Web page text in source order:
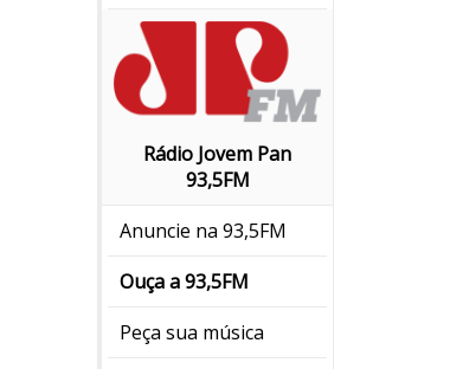
Rádio Jovem Pan
93,5FM
Anuncie na 93,5FM
Ouça a 93,5FM
Peça sua música